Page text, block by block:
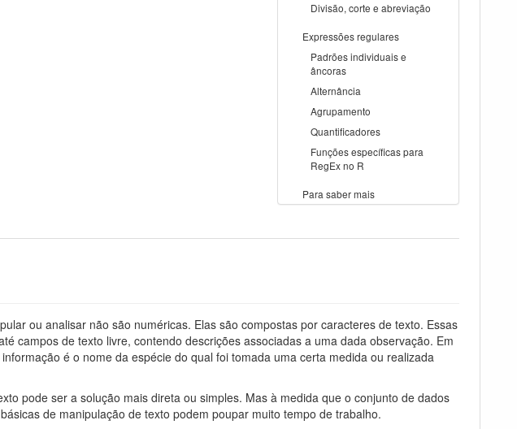
Divisão, corte e abreviação
Expressões regulares
Padrões individuais e
âncoras
Alternância
Agrupamento
Quantificadores
Funções específicas para
RegEx no R
Para saber mais
ou analisar não são numéricas. Elas são compostas por caracteres de texto. Essas
campos de texto livre, contendo descrições associadas a uma dada observação. Em
é o nome da espécie do qual foi tomada uma certa medida ou realizada
pode ser a solução mais direta ou simples. Mas à medida que o conjunto de dados
de manipulação de texto podem poupar muito tempo de trabalho.